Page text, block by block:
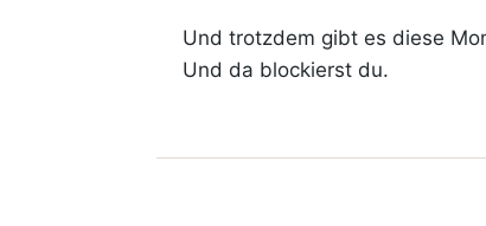
Und trotzdem gibt es diese
Und da blockierst du.